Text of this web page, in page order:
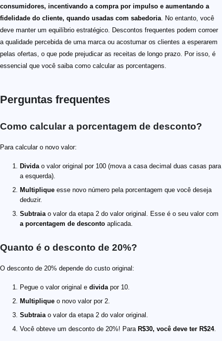
consumidores, incentivando a compra por impulso e aumentando a
fidelidade do cliente, quando usadas com sabedoria. No entanto, você
deve manter um equilíbrio estratégico. Descontos frequentes podem corroer
a qualidade percebida de uma marca ou acostumar os clientes a esperarem
pelas ofertas, o que pode prejudicar as receitas de longo prazo. Por isso, é
essencial que você saiba como calcular as porcentagens.
Perguntas frequentes
Como calcular a porcentagem de desconto?
Para calcular o novo valor:
Dividao valor original por 100 (mova a casa decimal duas casas para
a esquerda).
Multiplique esse novo número pela porcentagem que você deseja
deduzir.
Subtraiao valor da etapa 2 do valor original. Esse é o seu valor com
a porcentagem de desconto aplicada.
Quanto é o desconto de 20%?
O desconto de 20% depende do custo original:
Pegue o valor original e dividapor 10.
Multiplique o novo valor por 2.
Subtraiao valor da etapa 2 do valor original.
Você obteve um desconto de 20%! Para R$30, você deve ter R$24.